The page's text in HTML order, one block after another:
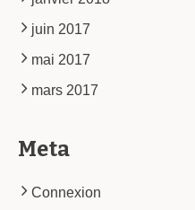
juin 2017
mai 2017
mars 2017
Meta
Connexion